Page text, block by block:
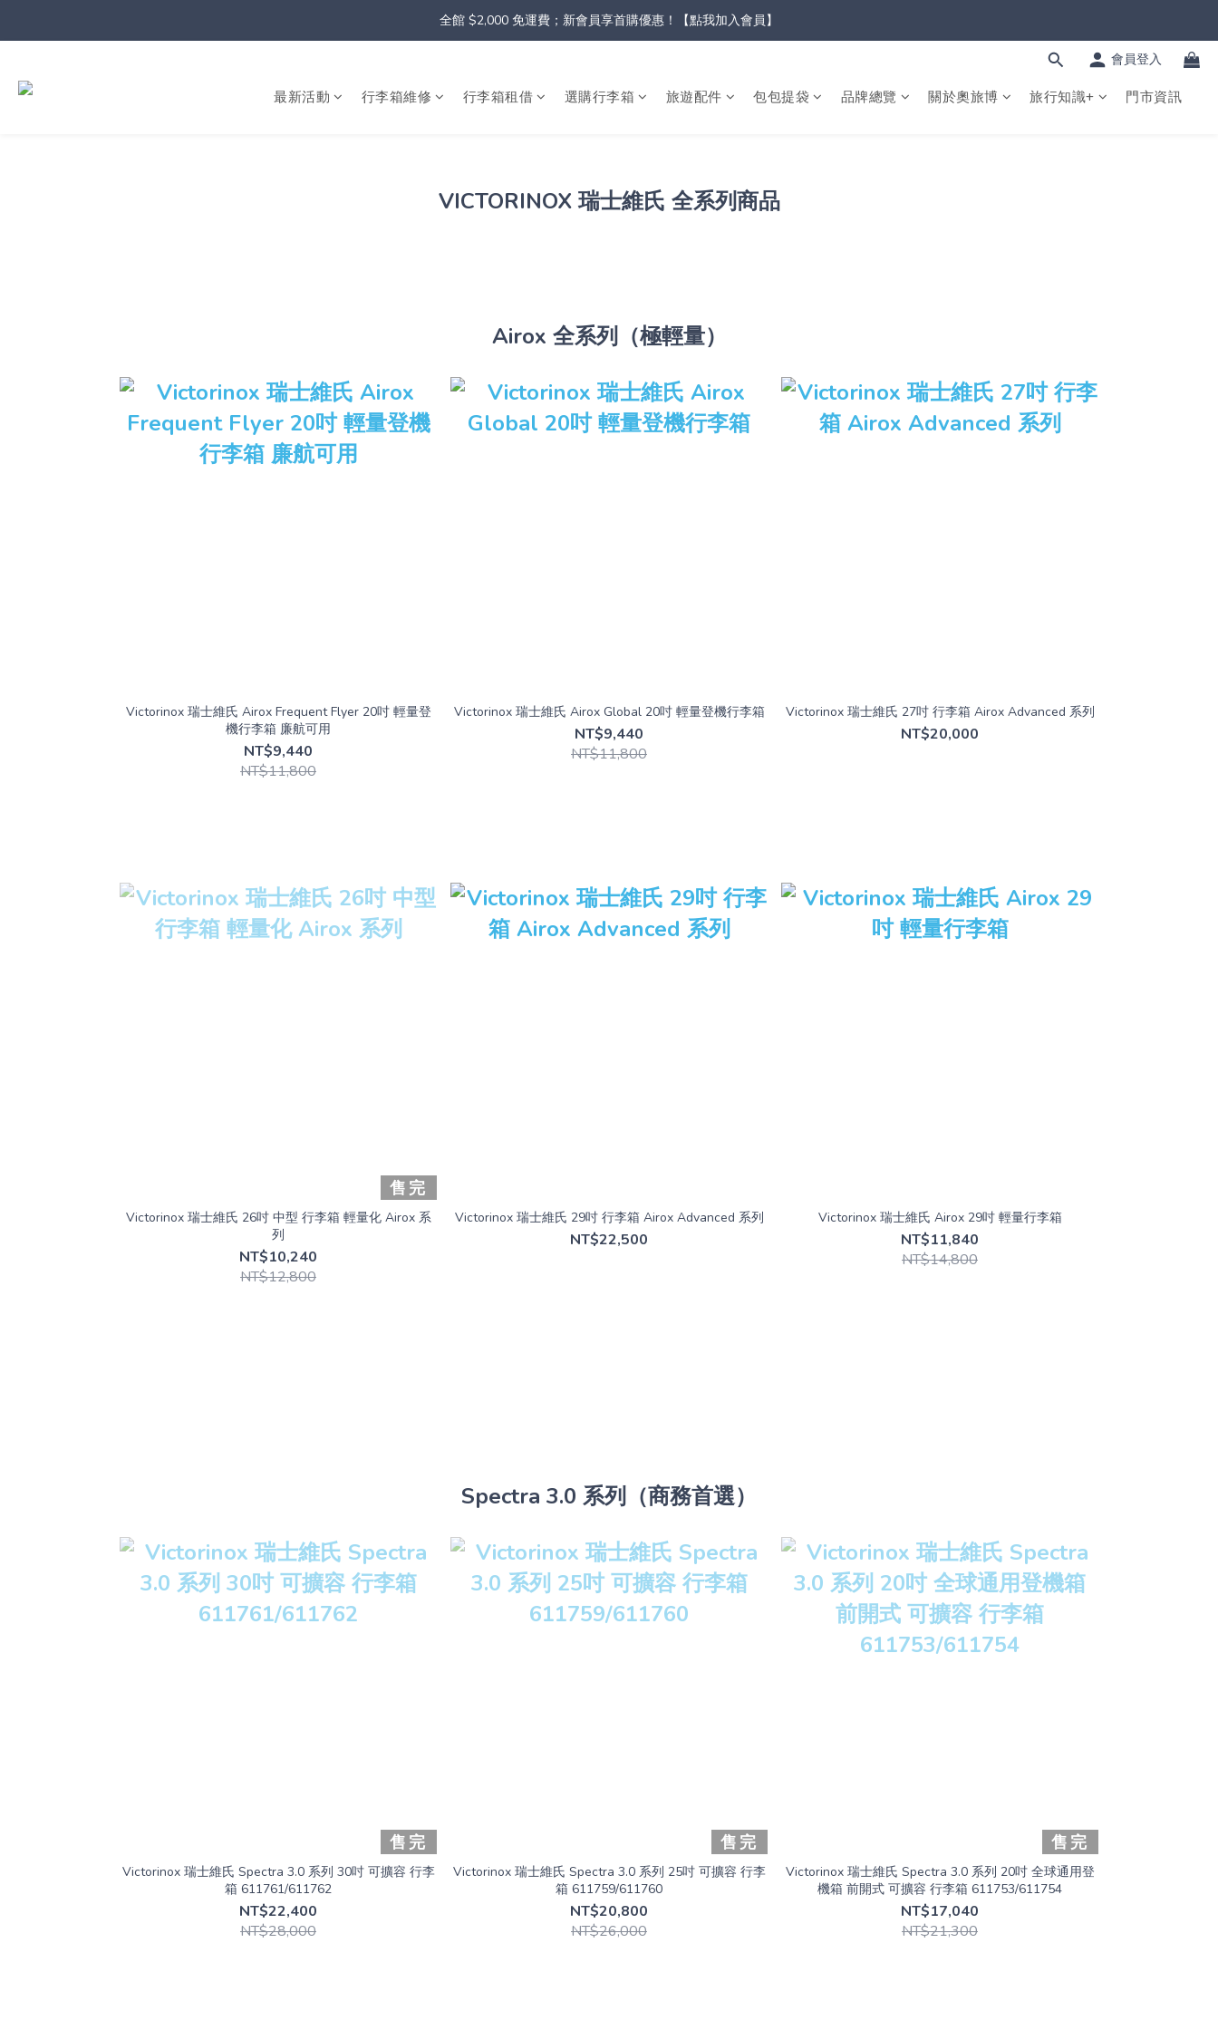
全館 $2,000 免運費；新會員享首購優惠！【點我加入會員】
會員登入
最新活動 行李箱維修 行李箱租借 選購行李箱 旅遊配件 包包提袋 品牌總覽 關於奧旅博 旅行知識+ 門市資訊
VICTORINOX 瑞士維氏 全系列商品
Airox 全系列（極輕量）
Victorinox 瑞士維氏 Airox Frequent Flyer 20吋 輕量登
機行李箱 廉航可用
NT$9,440
NT$11,800
Victorinox 瑞士維氏 Airox Global 20吋 輕量登機行李箱
NT$9,440
NT$11,800
Victorinox 瑞士維氏 27吋 行李箱 Airox Advanced 系列
NT$20,000
售完
Victorinox 瑞士維氏 26吋 中型 行李箱 輕量化 Airox 系
列
NT$10,240
NT$12,800
Victorinox 瑞士維氏 29吋 行李箱 Airox Advanced 系列
NT$22,500
Victorinox 瑞士維氏 Airox 29吋 輕量行李箱
NT$11,840
NT$14,800
Spectra 3.0 系列（商務首選）
售完
Victorinox 瑞士維氏 Spectra 3.0 系列 30吋 可擴容 行李
箱 611761/611762
NT$22,400
NT$28,000
售完
Victorinox 瑞士維氏 Spectra 3.0 系列 25吋 可擴容 行李
箱 611759/611760
NT$20,800
NT$26,000
售完
Victorinox 瑞士維氏 Spectra 3.0 系列 20吋 全球通用登
機箱 前開式 可擴容 行李箱 611753/611754
NT$17,040
NT$21,300